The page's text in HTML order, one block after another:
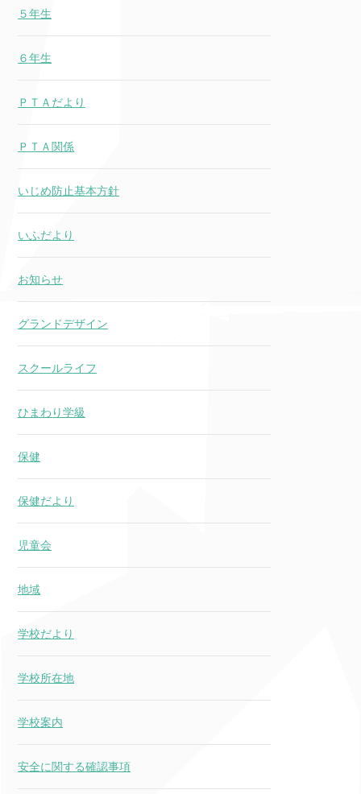
５年生
６年生
ＰＴＡだより
ＰＴＡ関係
いじめ防止基本方針
いふだより
お知らせ
グランドデザイン
スクールライフ
ひまわり学級
保健
保健だより
児童会
地域
学校だより
学校所在地
学校案内
安全に関する確認事項